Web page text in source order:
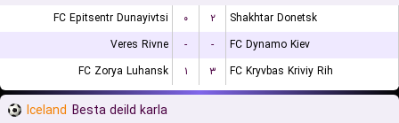
FC Epitsentr Dunayivtsi ۰ ۲
Shakhtar Donetsk
Veres Rivne
- -
FC Dynamo Kiev
FC Zorya Luhansk
۱ ۳ FC Kryvbas Kriviy Rih
Iceland Besta deild karla